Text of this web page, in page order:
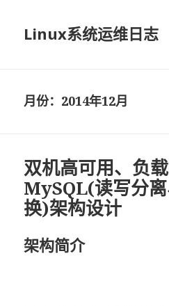
Linux系统运维日志
月份：2014年12月
双机高可用、负载
MySQL(读写分
换)架构设计
架构简介